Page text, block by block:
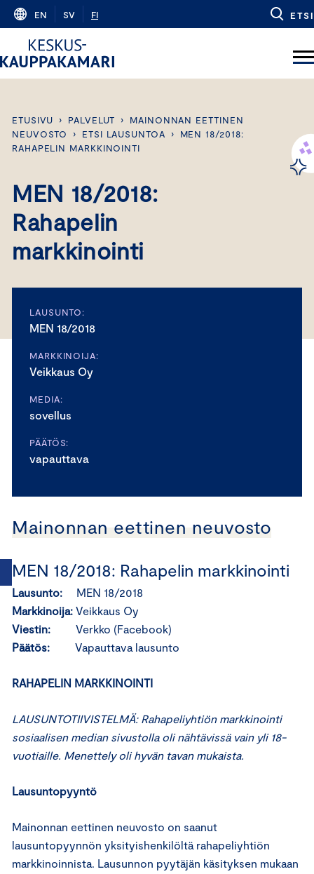
Skip
content
EN SV FI ETSI
ETUSIVU › PALVELUT ›
MAINONNAN EETTINEN
NEUVOSTO
› ETSI LAUSUNTOA ›
MEN 18/2018:
RAHAPELIN MARKKINOINTI
MEN 18/2018:
Rahapelin
markkinointi
LAUSUNTO:
MEN 18/2018
MARKKINOIJA:
Veikkaus Oy
MEDIA:
sovellus
PÄÄTÖS:
vapauttava
Mainonnan eettinen neuvosto
MEN 18/2018: Rahapelin markkinointi
Lausunto: MEN 18/2018
Markkinoija: Veikkaus Oy
Viestin:
Verkko (Facebook)
Päätös: Vapauttava lausunto
RAHAPELIN MARKKINOINTI
LAUSUNTOTIIVISTELMÄ: Rahapeliyhtiön markkinointi
sosiaalisen median sivustolla oli nähtävissä vain yli 18-
vuotiaille. Menettely oli hyvän tavan mukaista.
Lausuntopyyntö
Mainonnan eettinen neuvosto on saanut
lausuntopyynnön yksityishenkilöltä rahapeliyhtiön
markkinoinnista. Lausunnon pyytäjän käsityksen mukaan